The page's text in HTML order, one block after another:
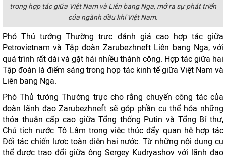
trong hợp tác giữa Việt Nam và Liên bang Nga, mở ra sự phát triển
của ngành dầu khí Việt Nam.
Phó Thủ tướng Thường trực đánh giá cao hợp tác giữa
Petrovietnam và Tập đoàn Zarubezhneft Liên bang Nga, với
quá trình rất dài và gặt hái nhiều thành công. Hợp tác giữa hai
Tập đoàn là điểm sáng trong hợp tác kinh tế giữa Việt Nam và
Liên bang Nga.
Phó Thủ tướng Thường trực cho rằng chuyến công tác của
đoàn lãnh đạo Zarubezhneft sẽ góp phần cụ thể hóa những
thỏa thuận cấp cao giữa Tổng thống Putin và Tổng Bí thư,
Chủ tịch nước Tô Lâm trong việc thúc đẩy quan hệ hợp tác
Đối tác chiến lược toàn diện hai nước. Từ những nội dung cụ
thể được trao đổi giữa ông Sergey Kudryashov với lãnh đạo